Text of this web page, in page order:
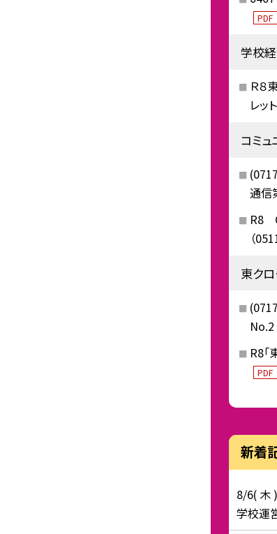
PDF
学校
Ｒ８
レット
コミュ
通信
R8
（
東ク
No.2
R8
PDF
新着
8/6( 木
学校運